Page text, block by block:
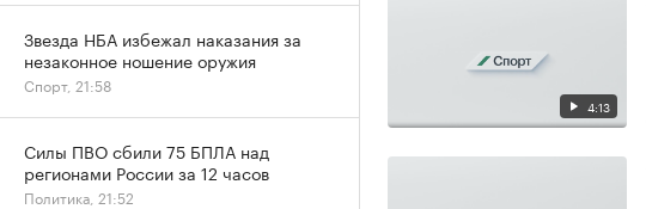
4:13
Звезда НБА избежал наказания за
незаконное ношение оружия
Спорт, 21:58
Силы ПВО сбили 75 БПЛА над
регионами России за 12 часов
Политика, 21:52